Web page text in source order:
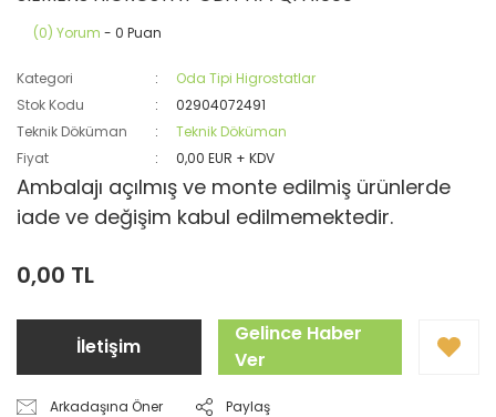
(0) Yorum - 0 Puan
Kategori
Oda Tipi Higrostatlar
Stok Kodu
02904072491
Teknik Döküman
Teknik Döküman
Fiyat
0,00 EUR + KDV
Ambalajı açılmış ve monte edilmiş ürünlerde
iade ve değişim kabul edilmemektedir.
0,00 TL
İletişim
Gelince Haber
Ver
Arkadaşına Öner Paylaş